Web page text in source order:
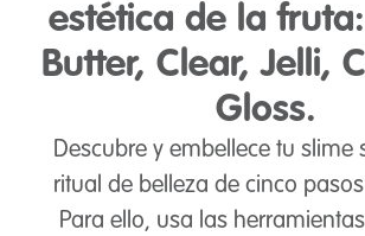
estética de la
Butter, Clear, Jelli,
Gloss.
Descubre y embellece tu slime
ritual de belleza de cinco
Para ello, usa las